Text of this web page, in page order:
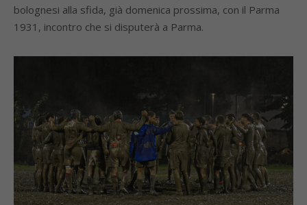
bolognesi alla sfida, già domenica prossima, con il Parma
1931, incontro che si disputerà a Parma.